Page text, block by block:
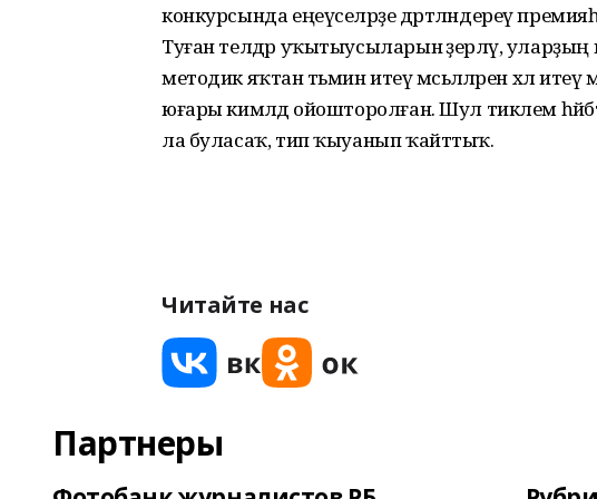
конкурсында еңеүселәрҙе дәртләндереү
Туған телдәр уҡытыусыларын әҙерләү,
методик яҡтан тәьмин итеү мәсьәләләрен хәл
юғары кимәлдә ойошторолған. Шул тиклем
ла буласаҡ, тип ҡыуанып ҡайттыҡ.
Читайте нас
Партнеры